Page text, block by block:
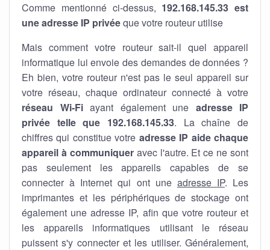
Comme mentionné ci-dessus, 192.168.145.33 est
une adresse IP privéeque votre routeur utilise
Mais comment votre routeur sait-il quel appareil
informatique lui envoie des demandes de données ?
Eh bien, votre routeur n'est pas le seul appareil sur
votre réseau, chaque ordinateur connecté à votre
réseau Wi-Fiayant également une adresse IP
privée telle que 192.168.145.33. La chaîne de
chiffres qui constitue votre adresse IP aide chaque
appareil à communiqueravec l'autre. Et ce ne sont
pas seulement les appareils capables de se
connecter à Internet qui ont une adresse IP. Les
imprimantes et les périphériques de stockage ont
également une adresse IP, afin que votre routeur et
les appareils informatiques utilisant le réseau
puissent s'y connecter et les utiliser. Généralement,